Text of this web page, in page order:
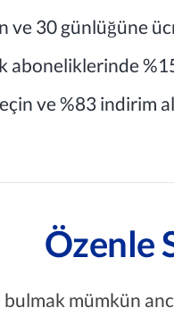
ve 30 günlüğüne
aboneliklerinde
ve %83 indirim
Özenle
mümkün